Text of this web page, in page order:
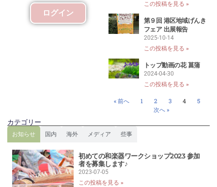
ログイン
この投稿を見る »
第９回 港区地域げんき
フェア 出展報告
2025-10-14
この投稿を見る »
トップ動画の花 菖蒲
2024-04-30
この投稿を見る »
« 前へ 1 2 3 4
5
次へ »
カテゴリー
お知らせ 国内 海外 メディア 些事
初めての和楽器ワークショップ2023 参加
者を募集します♪
2023-07-05
この投稿を見る »